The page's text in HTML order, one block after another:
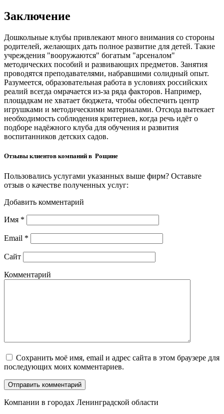
Заключение
Дошкольные клубы привлекают много внимания со стороны
родителей, желающих дать полное развитие для детей. Такие
учреждения "вооружаются" богатым "арсеналом"
методических пособий и развивающих предметов. Занятия
проводятся преподавателями, набравшими солидный опыт.
Разумеется, образовательная работа в условиях российских
реалий всегда омрачается из-за ряда факторов. Например,
площадкам не хватает бюджета, чтобы обеспечить центр
игрушками и методическими материалами. Отсюда вытекает
необходимость соблюдения критериев, когда речь идёт о
подборе надёжного клуба для обучения и развития
воспитанников детских садов.
Отзывы клиентов компаний в Рощине
Пользовались услугами указанных выше фирм? Оставьте
отзыв о качестве полученных услуг:
Добавить комментарий
Имя *
Email *
Сайт
Комментарий
Сохранить моё имя, email и адрес сайта в этом браузере для
последующих моих комментариев.
Компании в городах Ленинградской области